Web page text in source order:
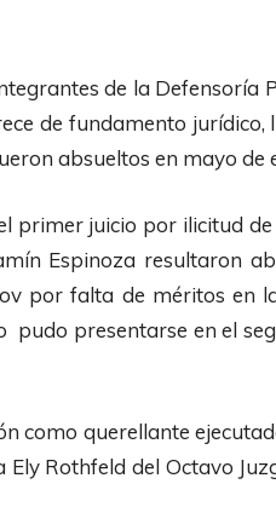
de la
de fundamento
absueltos en mayo de
primer juicio por ilicitud
Espinoza resultaron
por falta de méritos en
pudo presentarse en el
como querellante
Rothfeld del Octavo